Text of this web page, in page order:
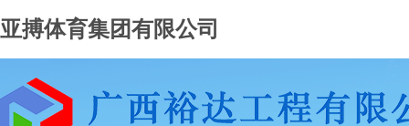
亚搏体育集团有限公司